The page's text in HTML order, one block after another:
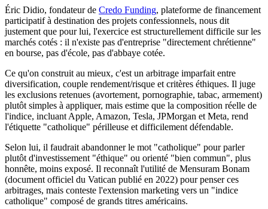
Éric Didio, fondateur de Credo Funding, plateforme de financement
participatif à destination des projets confessionnels, nous dit
justement que pour lui, l'exercice est structurellement difficile sur les
marchés cotés : il n'existe pas d'entreprise "directement chrétienne"
en bourse, pas d'école, pas d'abbaye cotée.
Ce qu'on construit au mieux, c'est un arbitrage imparfait entre
diversification, couple rendement/risque et critères éthiques. Il juge
les exclusions retenues (avortement, pornographie, tabac, armement)
plutôt simples à appliquer, mais estime que la composition réelle de
l'indice, incluant Apple, Amazon, Tesla, JPMorgan et Meta, rend
l'étiquette "catholique" périlleuse et difficilement défendable.
Selon lui, il faudrait abandonner le mot "catholique" pour parler
plutôt d'investissement "éthique" ou orienté "bien commun", plus
honnête, moins exposé. Il reconnaît l'utilité de Mensuram Bonam
(document officiel du Vatican publié en 2022) pour penser ces
arbitrages, mais conteste l'extension marketing vers un "indice
catholique" composé de grands titres américains.